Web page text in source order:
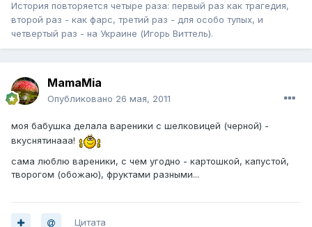
История повторяется четыре раза: первый раз как трагедия,
второй раз - как фарс, третий раз - для особо тупых, и
четвертый раз - на Украине (Игорь Виттель).
MamaMia
Опубликовано 26 мая, 2011
моя бабушка делала вареники с шелковицей (черной) -
вкуснятинааа!
сама люблю вареники, с чем угодно - картошкой, капустой,
творогом (обожаю), фруктами разными...
Цитата